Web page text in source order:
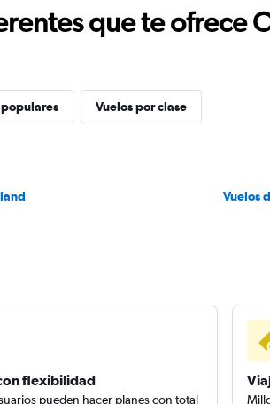
que te ofrece
populares Vuelos por clase
Vuelos
flexibilidad
pueden hacer planes con total